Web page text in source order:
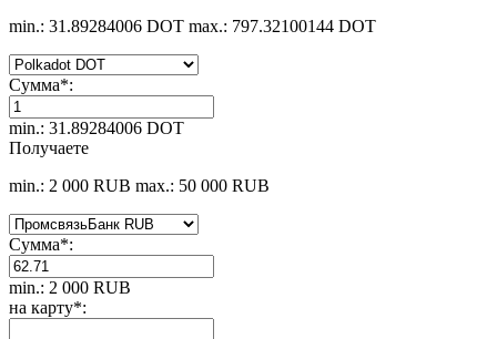
min.: 31.89284006 DOT max.: 797.32100144 DOT
Сумма*:
min.: 31.89284006 DOT
Получаете
min.: 2 000 RUB max.: 50 000 RUB
Сумма*:
min.: 2 000 RUB
на карту*: